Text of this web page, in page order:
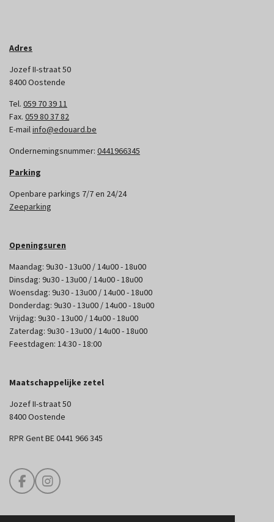
Adres
Jozef II-straat 50
8400 Oostende
Tel. 059 70 39 11
Fax. 059 80 37 82
E-mailinfo@edouard.be
Ondernemingsnummer: 0441966345
Parking
Openbare parkings 7/7 en 24/24
Zeeparking
Openingsuren
Maandag: 9u30 - 13u00 / 14u00 - 18u00
Dinsdag: 9u30 - 13u00 / 14u00 - 18u00
Woensdag: 9u30 - 13u00 / 14u00 - 18u00
Donderdag: 9u30 - 13u00 / 14u00 - 18u00
Vrijdag: 9u30 - 13u00 / 14u00 - 18u00
Zaterdag: 9u30 - 13u00 / 14u00 - 18u00
Feestdagen: 14:30 - 18:00
Maatschappelijke zetel
Jozef II-straat 50
8400 Oostende
RPR Gent BE 0441 966 345
F
a
I
n